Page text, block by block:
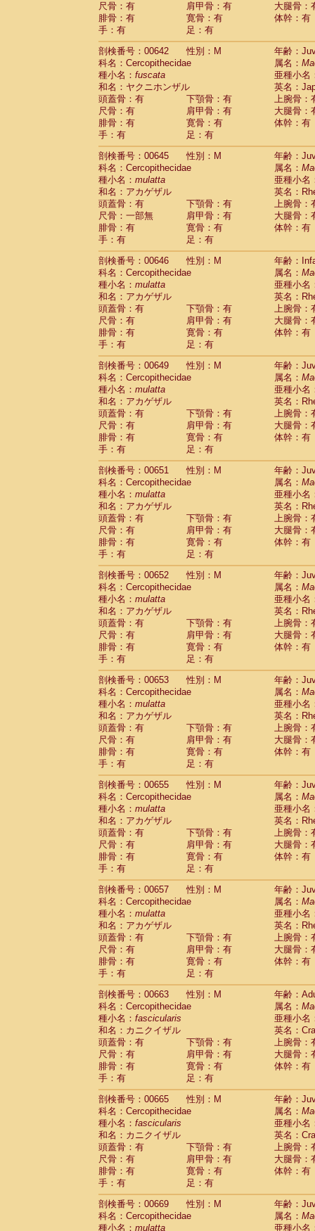
尺骨：有
肩甲骨：有
大腿骨：
腓骨：有
寛骨：有
体幹：有
手：有
足：有
剖検番号：00642
性別：M
年齢：
科名：Cercopithecidae
属名：
種小名： fuscata
亜種小名
和名：ヤクニホンザル
英名：
頭蓋骨：有
下顎骨：有
上腕骨：
尺骨：有
肩甲骨：有
大腿骨：
腓骨：有
寛骨：有
体幹：有
手：有
足：有
剖検番号：00645
性別：M
年齢：
科名：Cercopithecidae
属名：
種小名： mulatta
亜種小名
和名：アカゲザル
英名：
頭蓋骨：有
下顎骨：有
上腕骨：
尺骨：一部無
肩甲骨：有
大腿骨：
腓骨：有
寛骨：有
体幹：有
手：有
足：有
剖検番号：00646
性別：M
年齢：
科名：Cercopithecidae
属名：
種小名： mulatta
亜種小名
和名：アカゲザル
英名：
頭蓋骨：有
下顎骨：有
上腕骨：
尺骨：有
肩甲骨：有
大腿骨：
腓骨：有
寛骨：有
体幹：有
手：有
足：有
剖検番号：00649
性別：M
年齢：
科名：Cercopithecidae
属名：
種小名： mulatta
亜種小名
和名：アカゲザル
英名：
頭蓋骨：有
下顎骨：有
上腕骨：
尺骨：有
肩甲骨：有
大腿骨：
腓骨：有
寛骨：有
体幹：有
手：有
足：有
剖検番号：00651
性別：M
年齢：
科名：Cercopithecidae
属名：
種小名： mulatta
亜種小名
和名：アカゲザル
英名：
頭蓋骨：有
下顎骨：有
上腕骨：
尺骨：有
肩甲骨：有
大腿骨：
腓骨：有
寛骨：有
体幹：有
手：有
足：有
剖検番号：00652
性別：M
年齢：
科名：Cercopithecidae
属名：
種小名： mulatta
亜種小名
和名：アカゲザル
英名：
頭蓋骨：有
下顎骨：有
上腕骨：
尺骨：有
肩甲骨：有
大腿骨：
腓骨：有
寛骨：有
体幹：有
手：有
足：有
剖検番号：00653
性別：M
年齢：
科名：Cercopithecidae
属名：
種小名： mulatta
亜種小名
和名：アカゲザル
英名：
頭蓋骨：有
下顎骨：有
上腕骨：
尺骨：有
肩甲骨：有
大腿骨：
腓骨：有
寛骨：有
体幹：有
手：有
足：有
剖検番号：00655
性別：M
年齢：
科名：Cercopithecidae
属名：
種小名： mulatta
亜種小名
和名：アカゲザル
英名：
頭蓋骨：有
下顎骨：有
上腕骨：
尺骨：有
肩甲骨：有
大腿骨：
腓骨：有
寛骨：有
体幹：有
手：有
足：有
剖検番号：00657
性別：M
年齢：
科名：Cercopithecidae
属名：
種小名： mulatta
亜種小名
和名：アカゲザル
英名：
頭蓋骨：有
下顎骨：有
上腕骨：
尺骨：有
肩甲骨：有
大腿骨：
腓骨：有
寛骨：有
体幹：有
手：有
足：有
剖検番号：00663
性別：M
年齢：
科名：Cercopithecidae
属名：
種小名： fascicularis
亜種小名
和名：カニクイザル
英名：
頭蓋骨：有
下顎骨：有
上腕骨：
尺骨：有
肩甲骨：有
大腿骨：
腓骨：有
寛骨：有
体幹：有
手：有
足：有
剖検番号：00665
性別：M
年齢：
科名：Cercopithecidae
属名：
種小名： fascicularis
亜種小名
和名：カニクイザル
英名：
頭蓋骨：有
下顎骨：有
上腕骨：
尺骨：有
肩甲骨：有
大腿骨：
腓骨：有
寛骨：有
体幹：有
手：有
足：有
剖検番号：00669
性別：M
年齢：
科名：Cercopithecidae
属名：
種小名： mulatta 亜種小名